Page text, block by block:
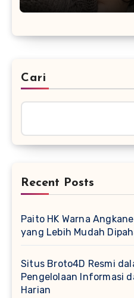
Cari
Recent Posts
Paito HK Warna
yang Lebih Mudah
Situs Broto4D Resmi
Pengelolaan Informasi
Harian